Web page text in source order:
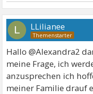
L LLilianee
Hallo @Alexandra2
meine Frage, ich
anzusprechen ich
meiner Familie drauf